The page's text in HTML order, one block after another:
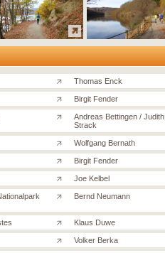
Thomas Enck
Birgit Fender
Andreas Bettingen / Judith
Strack
Wolfgang Bernath
Birgit Fender
Joe Kelbel
Bernd Neumann
Klaus Duwe
Volker Berka